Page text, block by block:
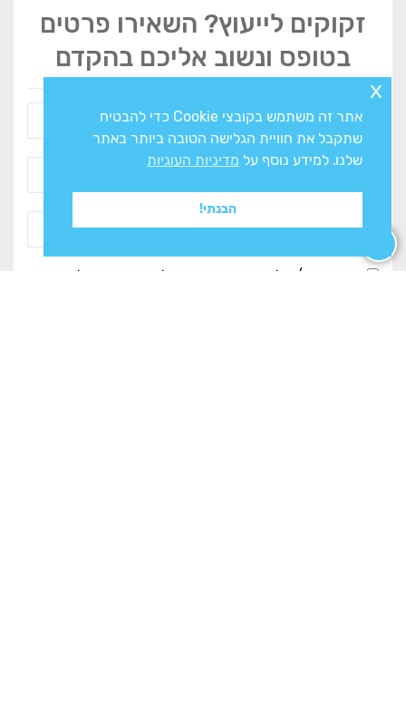
זקוקים לייעוץ? השאירו פרטים
בטופס ונשוב אליכם בהקדם
אני מסכים/ה ל
ולעיבוד המידע ליצירת
אתר זה משתמש בקובצי Cookie כדי להבטיח
שתקבל את חוויית הגלישה הטובה ביותר באתר
שלנו. למידע נוסף על מדיניות העוגיות
הבנתי!
x